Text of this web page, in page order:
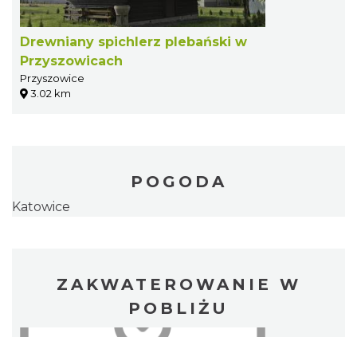
Drewniany spichlerz plebański w
Przyszowicach
Przyszowice
3.02 km
POGODA
Katowice
ZAKWATEROWANIE W
POBLIŻU